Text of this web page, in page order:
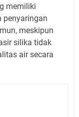
memiliki
penyaringan
meskipun
silika tidak
air secara